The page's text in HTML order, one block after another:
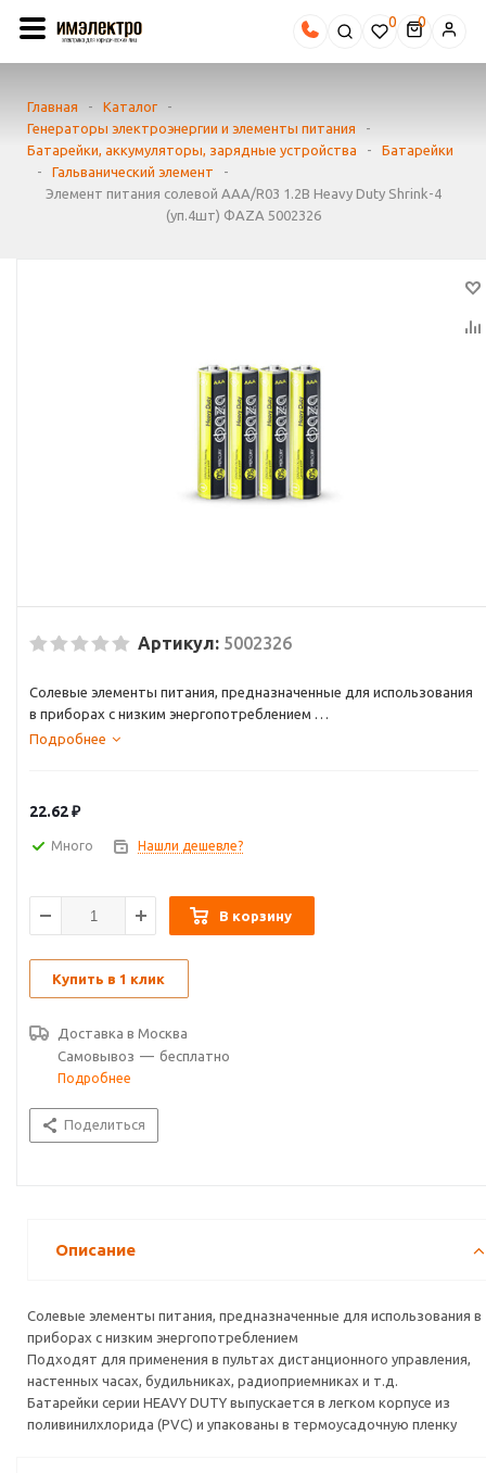
0
Главная - Каталог
-
Генераторы электроэнергии и элементы питания
-
Батарейки, аккумуляторы, зарядные устройства
-
Батарейки
-
Гальванический элемент
-
Элемент питания солевой AAA/R03 1.2В Heavy Duty Shrink-4
(уп.4шт) ФАZА 5002326
Артикул: 5002326
Солевые элементы питания, предназначенные для использования
в приборах с низким энергопотреблением
Подходят для применения в пультах дистанционного управления,
Подробнее
22.62₽
Много Нашли дешевле?
В корзину
Купить в 1 клик
Доставка в Москва
Самовывоз — бесплатно
Подробнее
Поделиться
Описание
Солевые элементы питания, предназначенные для использования в
приборах с низким энергопотреблением
Подходят для применения в пультах дистанционного управления,
настенных часах, будильниках, радиоприемниках и т.д.
Батарейки серии HEAVY DUTY выпускается в легком корпусе из
поливинилхлорида (PVC) и упакованы в термоусадочную пленку